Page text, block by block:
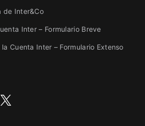
de Inter&Co
Inter – Formulario Breve
Cuenta Inter – Formulario Extenso